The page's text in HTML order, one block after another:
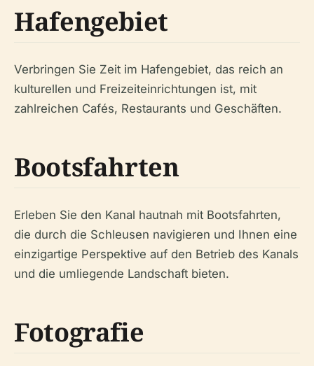
Hafengebiet
Verbringen Sie Zeit im Hafengebiet, das reich an
kulturellen und Freizeiteinrichtungen ist, mit
zahlreichen Cafés, Restaurants und Geschäften.
Bootsfahrten
Erleben Sie den Kanal hautnah mit Bootsfahrten,
die durch die Schleusen navigieren und Ihnen eine
einzigartige Perspektive auf den Betrieb des Kanals
und die umliegende Landschaft bieten.
Fotografie